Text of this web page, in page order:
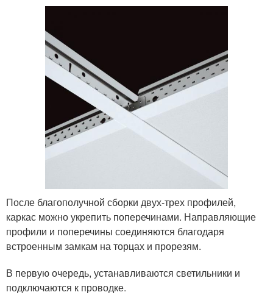
После благополучной сборки двух-трех профилей,
каркас можно укрепить поперечинами. Направляющие
профили и поперечины соединяются благодаря
встроенным замкам на торцах и прорезям.
В первую очередь, устанавливаются светильники и
подключаются к проводке.